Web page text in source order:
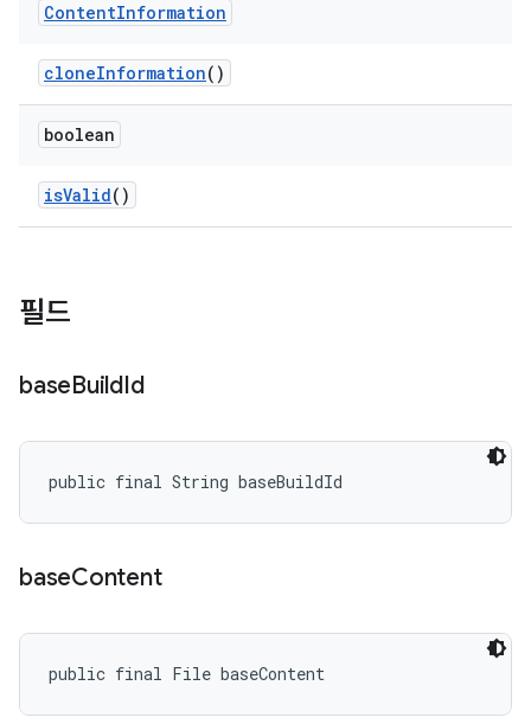
ContentInformation
cloneInformation()
boolean
isValid()
필드
baseBuildId
public final String baseBuildId
baseContent
public final File baseContent